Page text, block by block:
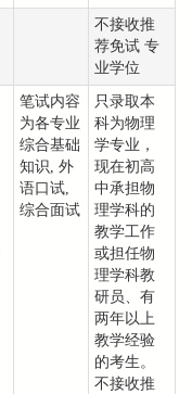
不接收推
荐免试 专
业学位
笔试内容
为各专业
综合基础
知识, 外
语口试,
综合面试
只录取本
科为物理
学专业，
现在初高
中承担物
理学科的
教学工作
或担任物
理学科教
研员、有
两年以上
教学经验
的考生。
不接收推